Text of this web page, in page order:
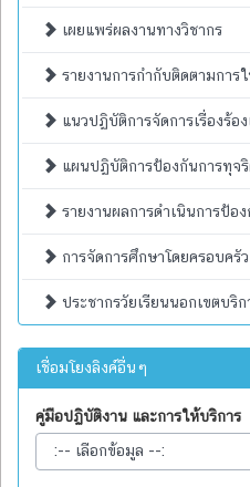
เผยแพร่ผลงานทางวิชากร
รายงานการกำกับติดตามการ
แนวปฏิบัติการจัดการเรื่องร้อ
แผนปฏิบัติการป้องกันการทุจ
รายงานผลการดำเนินการป้อ
การจัดการศึกษาโดยครอบครัว
ประชากรวัยเรียนนอกเขตบริ
เชื่อมโยงลิงค์อื่นๆ
คู่มือปฏิบัติงาน และการให้บริการ